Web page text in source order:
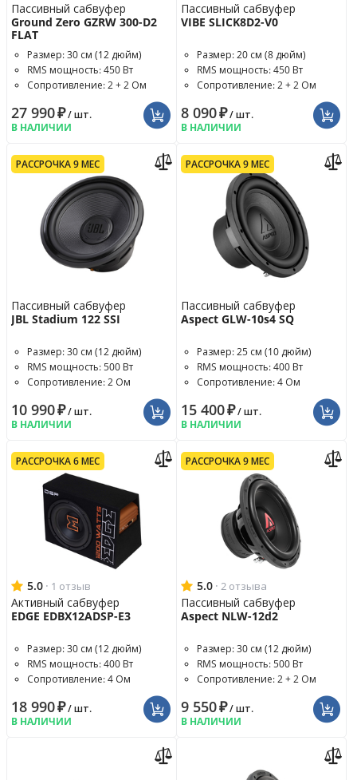
Пассивный сабвуфер
Ground Zero GZRW 300-D2
FLAT
Размер: 30 см (12 дюйм)
RMS мощность: 450 Вт
Сопротивление: 2 + 2 Ом
27 990₽/ шт.
В НАЛИЧИИ
Пассивный сабвуфер
VIBE SLICK8D2-V0
Размер: 20 см (8 дюйм)
RMS мощность: 450 Вт
Сопротивление: 2 + 2 Ом
8 090₽/ шт.
В НАЛИЧИИ
РАССРОЧКА 9 МЕС
Пассивный сабвуфер
JBL Stadium 122 SSI
Размер: 30 см (12 дюйм)
RMS мощность: 500 Вт
Сопротивление: 2 Ом
10 990₽/ шт.
В НАЛИЧИИ
РАССРОЧКА 9 МЕС
Пассивный сабвуфер
Aspect GLW-10s4 SQ
Размер: 25 см (10 дюйм)
RMS мощность: 400 Вт
Сопротивление: 4 Ом
15 400₽/ шт.
В НАЛИЧИИ
РАССРОЧКА 6 МЕС
5.0 · 1 отзыв
Активный сабвуфер
EDGE EDBX12ADSP-E3
Размер: 30 см (12 дюйм)
RMS мощность: 400 Вт
Сопротивление: 4 Ом
18 990₽/ шт.
В НАЛИЧИИ
РАССРОЧКА 9 МЕС
5.0 · 2 отзыва
Пассивный сабвуфер
Aspect NLW-12d2
Размер: 30 см (12 дюйм)
RMS мощность: 500 Вт
Сопротивление: 2 + 2 Ом
9 550₽/ шт.
В НАЛИЧИИ